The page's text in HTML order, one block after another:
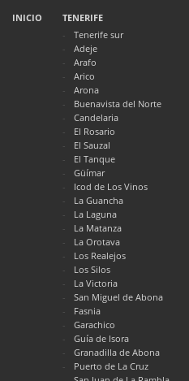
INICIO
TENERIFE
Tenerife sur
Adeje
Arafo
Arico
Arona
Buenavista del Norte
Candelaria
El Rosario
El Sauzal
El Tanque
Güímar
Icod de Los Vinos
La Guancha
La Laguna
La Matanza
La Orotava
Los Realejos
Los Silos
La Victoria
San Miguel de Abona
Fasnia
Garachico
Guía de Isora
Granadilla de Abona
Puerto de La Cruz